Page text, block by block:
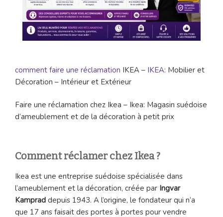
comment faire une réclamation IKEA – IKEA: Mobilier et
Décoration – Intérieur et Extérieur
Faire une réclamation chez Ikea – Ikea: Magasin suédoise
d’ameublement et de la décoration à petit prix
Comment réclamer chez Ikea ?
Ikea est une entreprise suédoise spécialisée dans
l’ameublement et la décoration, créée par Ingvar
Kamprad depuis 1943. A l’origine, le fondateur qui n’a
que 17 ans faisait des portes à portes pour vendre